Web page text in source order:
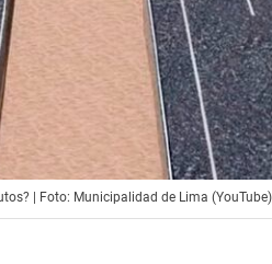
| Foto: Municipalidad de Lima (YouTube)